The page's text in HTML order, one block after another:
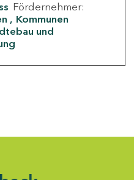
Fördernehmer:
Kommunen
und